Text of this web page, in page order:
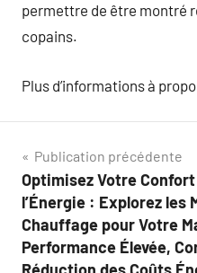
permettre de être montré
copains.
Plus d’informations à
Navigation
de
l’article
Publication précédente
Optimisez Votre
l’Énergie : Explorez les
Chauffage pour Votre
Performance Élevée,